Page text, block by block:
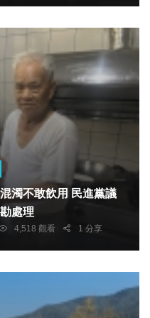
飲用 民進黨議
處理
4,518 觀看 1 分享